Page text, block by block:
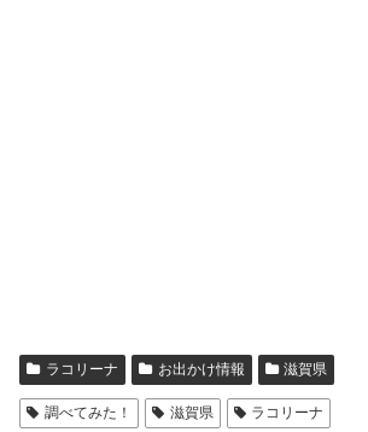
ラコリーナ お出かけ情報 滋賀県
調べてみた！ 滋賀県 ラコリーナ